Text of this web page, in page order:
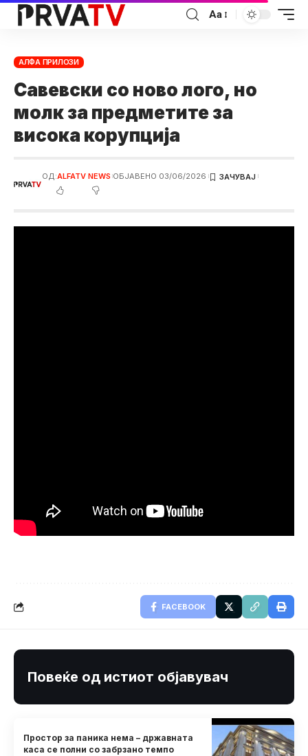
Аа
АЛФА ПРИЛОЗИ
Савевски со ново лого, но
молк за предметите за
висока корупција
ОД:ALFATV NEWS ОБЈАВЕНО 03/06/2026
FACEBOOK
Повеќе од истиот објавувач
Простор за паника нема – државната
каса се полни со забрзано темпо